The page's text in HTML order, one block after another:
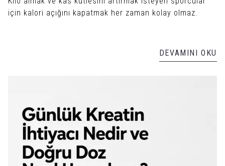
için kalori açığını kapatmak her zaman kolay olmaz.
DEVAMINI OKU